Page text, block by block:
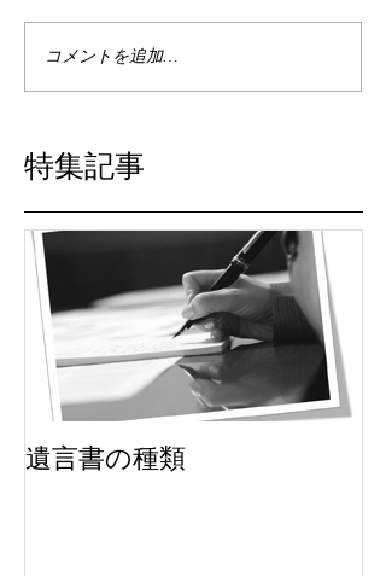
コメントを追加…
特集記事
遺言書の種類